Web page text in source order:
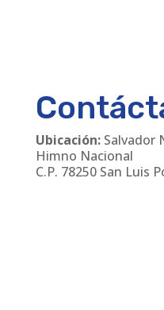
Ubicación:Salvador
Himno Nacional
C.P. 78250 San Luis